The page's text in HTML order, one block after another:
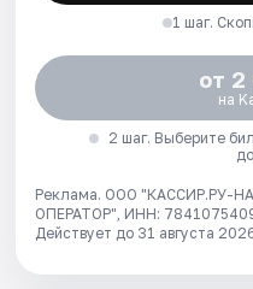
1 шаг.
от 2
на
2 шаг. Выберите
Реклама. ООО "КАССИР.РУ-
ОПЕРАТОР", ИНН:
Действует до 31 августа